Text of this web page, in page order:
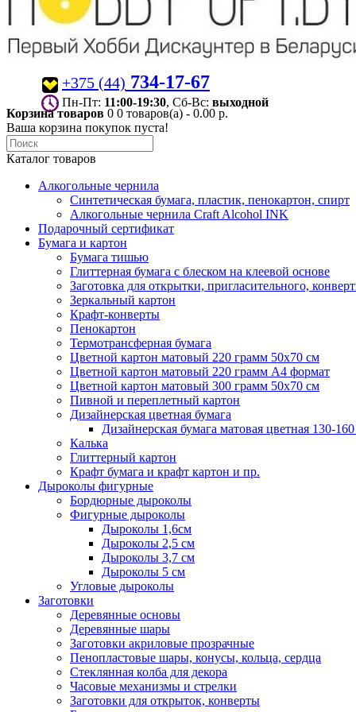
+375 (44) 734-17-67
Пн-Пт: 11:00-19:30 , Сб-Вс: выходной
Корзина товаров 0 0 товаров(а) - 0.00 р.
Ваша корзина покупок пуста!
Каталог товаров
Алкогольные чернила
Синтетическая бумага, пластик, пенокартон, спирт
Алкогольные чернила Craft Alcohol INK
Подарочный сертификат
Бумага и картон
Бумага тишью
Глиттерная бумага с блеском на клеевой основе
Заготовка для открытки, пригласительного,
Зеркальный картон
Крафт-конверты
Пенокартон
Термотрансферная бумага
Цветной картон матовый 220 грамм 50х70 см
Цветной картон матовый 220 грамм A4 формат
Цветной картон матовый 300 грамм 50х70 см
Пивной и переплетный картон
Дизайнерская цветная бумага
Дизайнерская бумага матовая цветная 130-
Калька
Глиттерный картон
Крафт бумага и крафт картон и пр.
Дыроколы фигурные
Бордюрные дыроколы
Фигурные дыроколы
Дыроколы 1,6см
Дыроколы 2,5 см
Дыроколы 3,7 см
Дыроколы 5 см
Угловые дыроколы
Заготовки
Деревянные основы
Деревянные шары
Заготовки акриловые прозрачные
Пенопластовые шары, конусы, кольца, сердца
Стеклянная колба для декора
Часовые механизмы и стрелки
Заготовки для открыток, конверты